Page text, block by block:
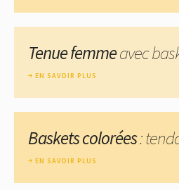
Tenue femmeavec
EN SAVOIR PLUS
Baskets colorées:
EN SAVOIR PLUS